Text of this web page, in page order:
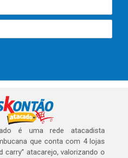
é uma rede atacadista
que conta com 4 lojas
carry” atacarejo, valorizando o